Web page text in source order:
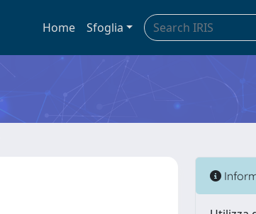
Home Sfoglia